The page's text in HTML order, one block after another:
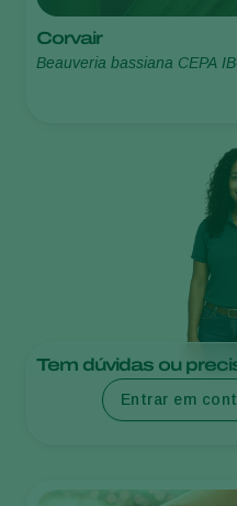
Corvair
Beauveria bassiana CEPA
Tem dúvidas ou
Entrar em